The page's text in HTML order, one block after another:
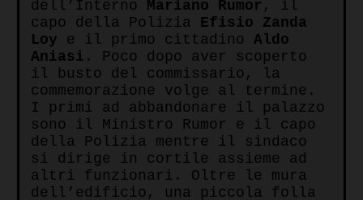
dell’Interno Mariano Rumor , il
capo della Polizia Efisio Zanda
Loy e il primo cittadino Aldo
Aniasi . Poco dopo aver scoperto
il busto del commissario, la
commemorazione volge al termine.
I primi ad abbandonare il palazzo
sono il Ministro Rumor e il capo
della Polizia mentre il sindaco
si dirige in cortile assieme ad
altri funzionari. Oltre le mura
dell’edificio, una piccola folla